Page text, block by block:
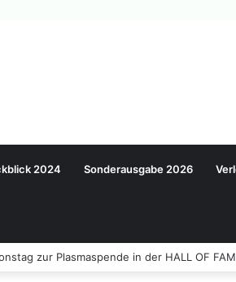
2024 Sonderausgabe 2026
zur Plasmaspende in der HALL OF